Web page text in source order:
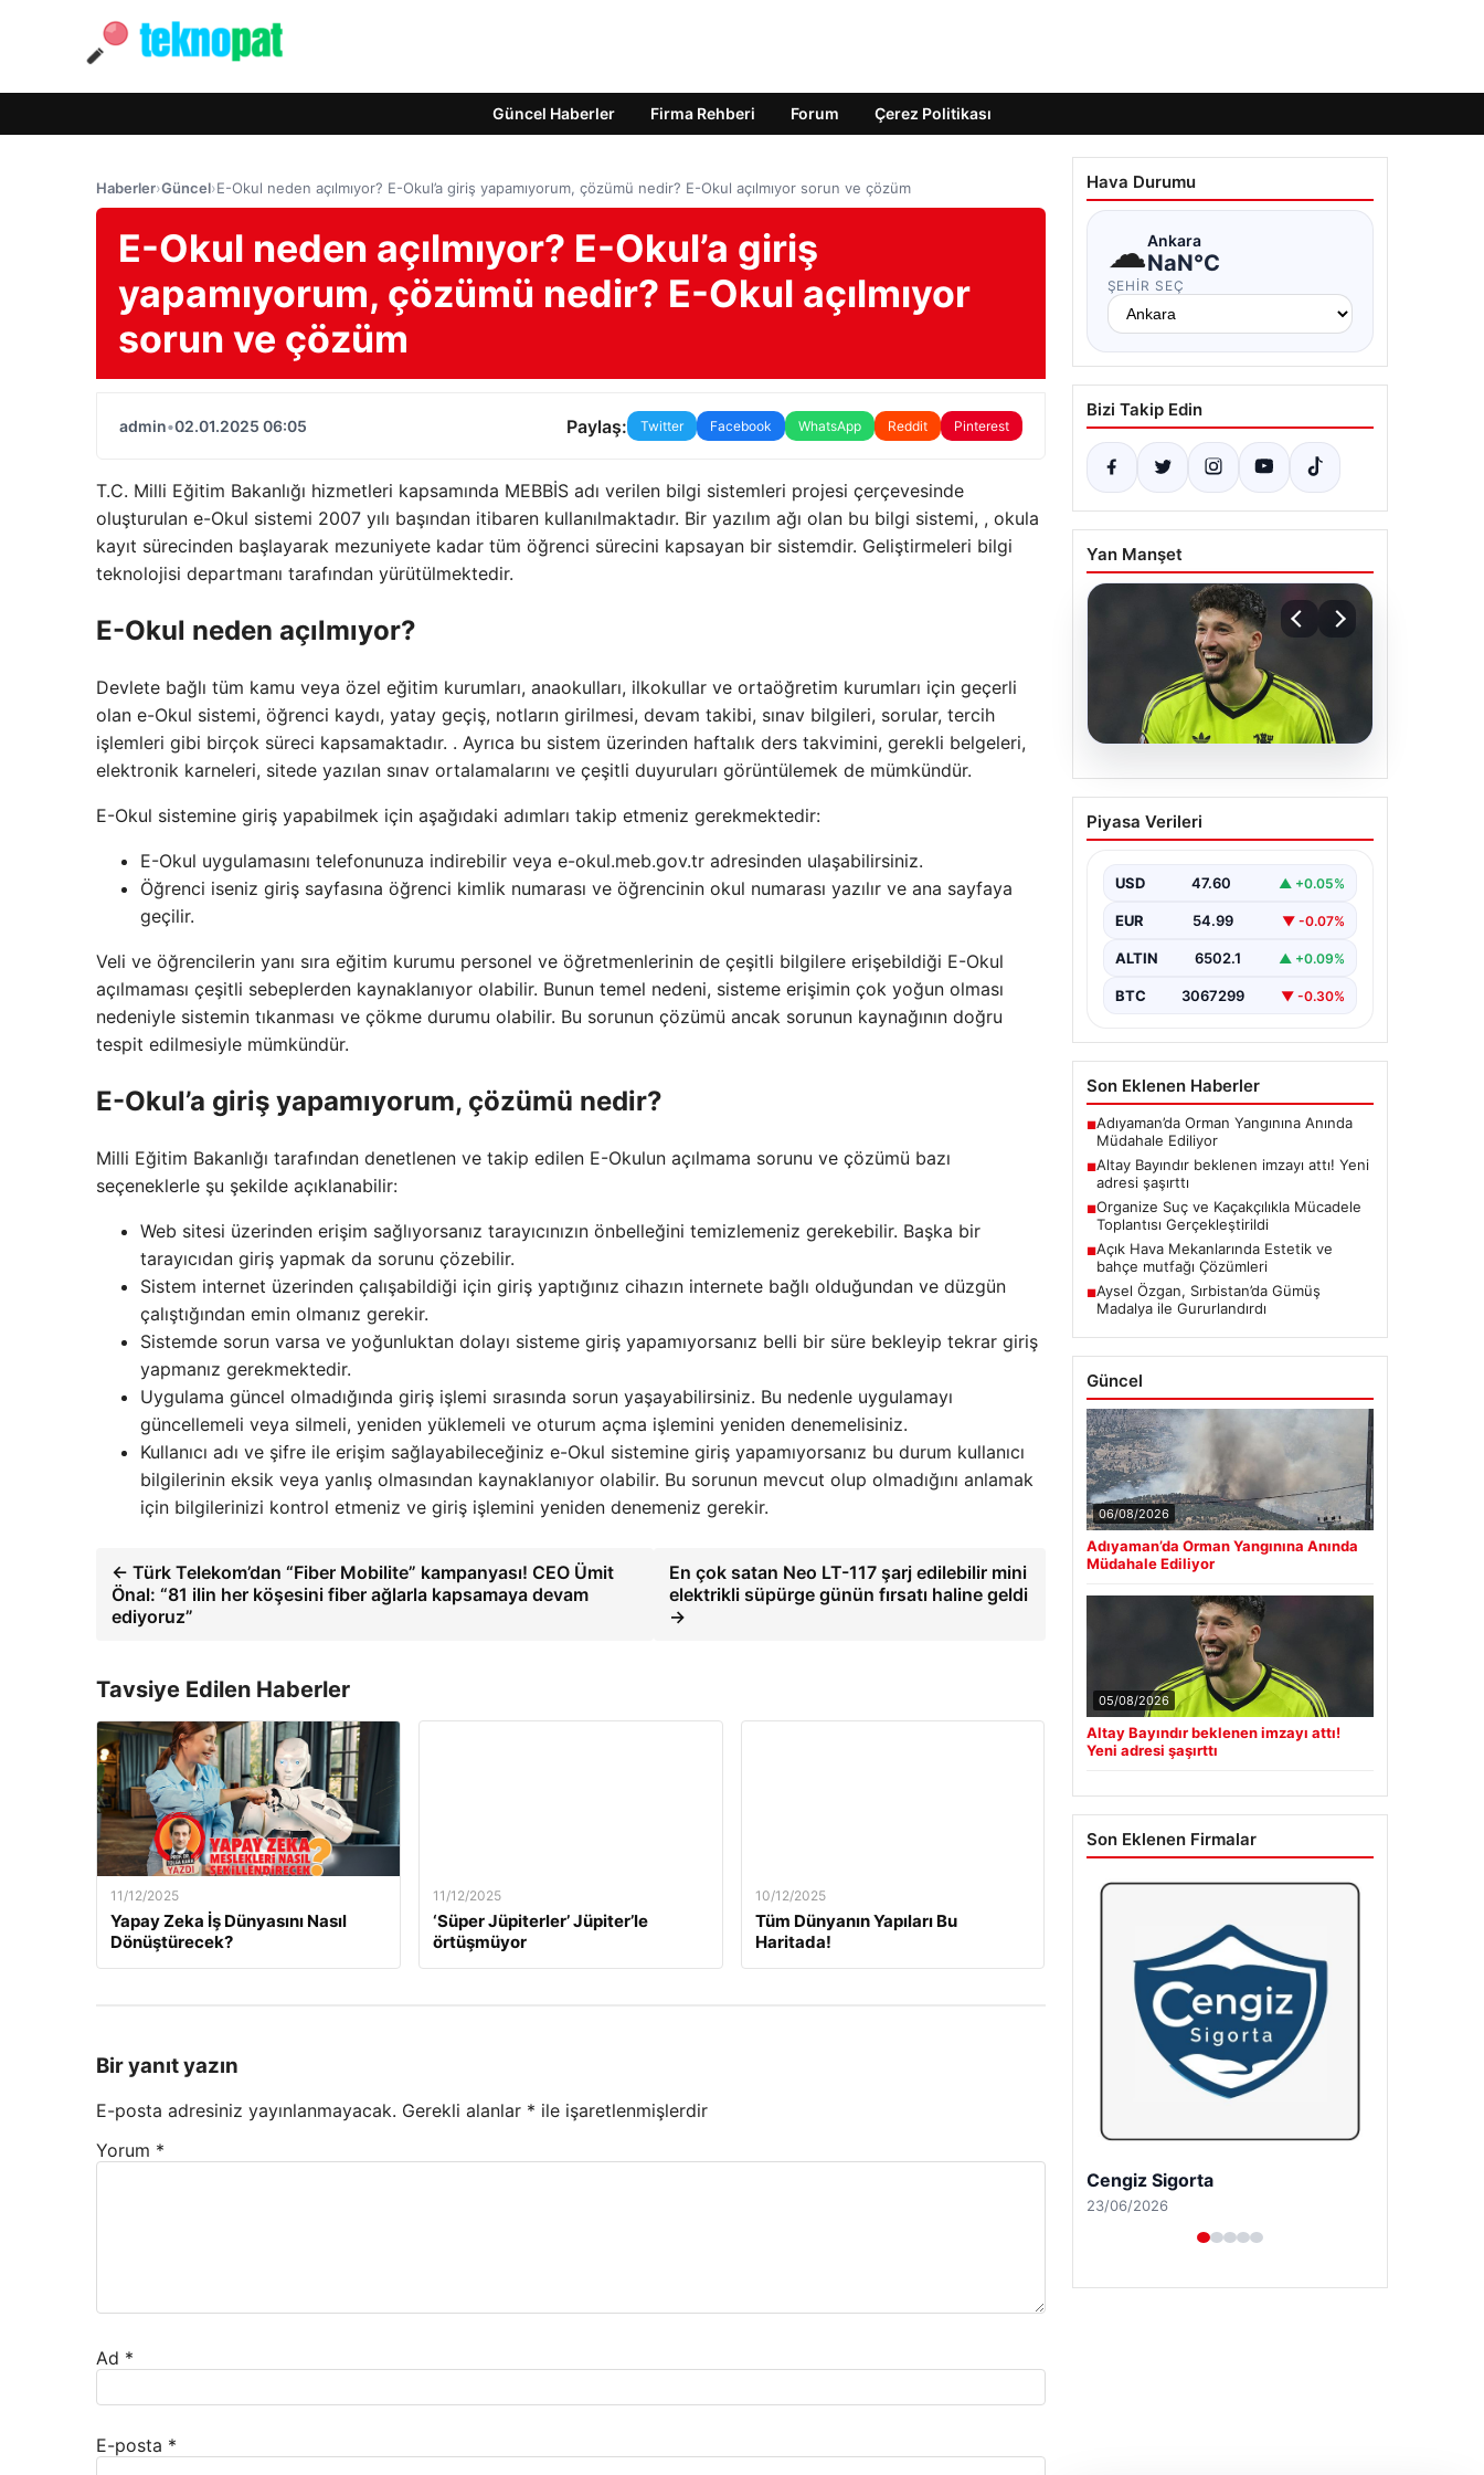
Güncel Haberler Firma Rehberi Forum Çerez Politikası
Haberler›Güncel›E-Okul neden açılmıyor? E-Okul’a giriş yapamıyorum, çözümü nedir? E-Okul açılmıyor sorun ve çözüm
E-Okul neden açılmıyor? E-Okul’a giriş
yapamıyorum, çözümü nedir? E-Okul açılmıyor
sorun ve çözüm
admin•02.01.2025 06:05 Paylaş: Twitter Facebook WhatsApp Reddit Pinterest
T.C. Milli Eğitim Bakanlığı hizmetleri kapsamında MEBBİS adı verilen bilgi sistemleri projesi çerçevesinde
oluşturulan e-Okul sistemi 2007 yılı başından itibaren kullanılmaktadır. Bir yazılım ağı olan bu bilgi sistemi, , okula
kayıt sürecinden başlayarak mezuniyete kadar tüm öğrenci sürecini kapsayan bir sistemdir. Geliştirmeleri bilgi
teknolojisi departmanı tarafından yürütülmektedir.
E-Okul neden açılmıyor?
Devlete bağlı tüm kamu veya özel eğitim kurumları, anaokulları, ilkokullar ve ortaöğretim kurumları için geçerli
olan e-Okul sistemi, öğrenci kaydı, yatay geçiş, notların girilmesi, devam takibi, sınav bilgileri, sorular, tercih
işlemleri gibi birçok süreci kapsamaktadır. . Ayrıca bu sistem üzerinden haftalık ders takvimini, gerekli belgeleri,
elektronik karneleri, sitede yazılan sınav ortalamalarını ve çeşitli duyuruları görüntülemek de mümkündür.
E-Okul sistemine giriş yapabilmek için aşağıdaki adımları takip etmeniz gerekmektedir:
E-Okul uygulamasını telefonunuza indirebilir veya e-okul.meb.gov.tr ​​adresinden ulaşabilirsiniz.
Öğrenci iseniz giriş sayfasına öğrenci kimlik numarası ve öğrencinin okul numarası yazılır ve ana sayfaya
geçilir.
Veli ve öğrencilerin yanı sıra eğitim kurumu personel ve öğretmenlerinin de çeşitli bilgilere erişebildiği E-Okul
açılmaması çeşitli sebeplerden kaynaklanıyor olabilir. Bunun temel nedeni, sisteme erişimin çok yoğun olması
nedeniyle sistemin tıkanması ve çökme durumu olabilir. Bu sorunun çözümü ancak sorunun kaynağının doğru
tespit edilmesiyle mümkündür.
E-Okul’a giriş yapamıyorum, çözümü nedir?
Milli Eğitim Bakanlığı tarafından denetlenen ve takip edilen E-Okulun açılmama sorunu ve çözümü bazı
seçeneklerle şu şekilde açıklanabilir:
Web sitesi üzerinden erişim sağlıyorsanız tarayıcınızın önbelleğini temizlemeniz gerekebilir. Başka bir
tarayıcıdan giriş yapmak da sorunu çözebilir.
Sistem internet üzerinden çalışabildiği için giriş yaptığınız cihazın internete bağlı olduğundan ve düzgün
çalıştığından emin olmanız gerekir.
Sistemde sorun varsa ve yoğunluktan dolayı sisteme giriş yapamıyorsanız belli bir süre bekleyip tekrar giriş
yapmanız gerekmektedir.
Uygulama güncel olmadığında giriş işlemi sırasında sorun yaşayabilirsiniz. Bu nedenle uygulamayı
güncellemeli veya silmeli, yeniden yüklemeli ve oturum açma işlemini yeniden denemelisiniz.
Kullanıcı adı ve şifre ile erişim sağlayabileceğiniz e-Okul sistemine giriş yapamıyorsanız bu durum kullanıcı
bilgilerinin eksik veya yanlış olmasından kaynaklanıyor olabilir. Bu sorunun mevcut olup olmadığını anlamak
için bilgilerinizi kontrol etmeniz ve giriş işlemini yeniden denemeniz gerekir.
← Türk Telekom’dan “Fiber Mobilite” kampanyası! CEO Ümit
Önal: “81 ilin her köşesini fiber ağlarla kapsamaya devam
ediyoruz”
En çok satan Neo LT-117 şarj edilebilir mini
elektrikli süpürge günün fırsatı haline geldi
→
Tavsiye Edilen Haberler
11/12/2025
Yapay Zeka İş Dünyasını Nasıl
Dönüştürecek?
11/12/2025
‘Süper Jüpiterler’ Jüpiter’le
örtüşmüyor
10/12/2025
Tüm Dünyanın Yapıları Bu
Haritada!
Bir yanıt yazın
E-posta adresiniz yayınlanmayacak. Gerekli alanlar * ile işaretlenmişlerdir
Yorum *
Ad *
E-posta *
Hava Durumu
☁Ankara
NaN°C
ŞEHIR SEÇ
Bizi Takip Edin
Yan Manşet
05.08.2026
Altay Bayındır beklenen
imzayı attı! Yeni adresi
Piyasa Verileri
USD 47.60 ▲ +0.05%
EUR 54.99 ▼ -0.07%
ALTIN 6502.1 ▲ +0.09%
BTC 3067299 ▼ -0.30%
Son Eklenen Haberler
■Adıyaman’da Orman Yangınına Anında
Müdahale Ediliyor
■Altay Bayındır beklenen imzayı attı! Yeni
adresi şaşırttı
■Organize Suç ve Kaçakçılıkla Mücadele
Toplantısı Gerçekleştirildi
■Açık Hava Mekanlarında Estetik ve
bahçe mutfağı Çözümleri
■Aysel Özgan, Sırbistan’da Gümüş
Madalya ile Gururlandırdı
Güncel
06/08/2026
Adıyaman’da Orman Yangınına Anında
Müdahale Ediliyor
05/08/2026
Altay Bayındır beklenen imzayı attı!
Yeni adresi şaşırttı
Son Eklenen Firmalar
Hastaş Beton
26/05/2026